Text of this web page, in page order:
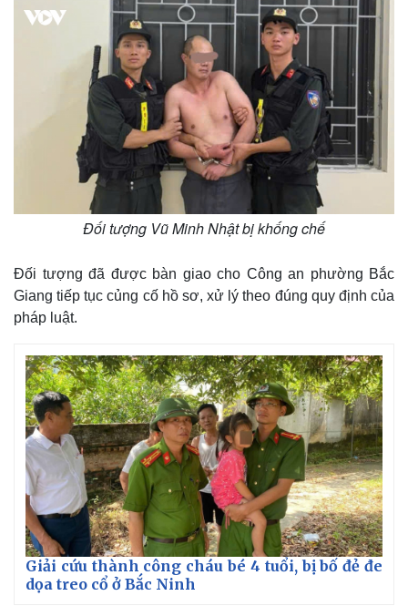
Thế giới
Quan sát
Cuộc sống đó đây
Hồ sơ
Multimedia
Video
Ảnh
E-Magazine
Infographic
Đối tượng Vũ Minh Nhật bị khống chế
Đối tượng đã được bàn giao cho Công an phường Bắc
Giang tiếp tục củng cố hồ sơ, xử lý theo đúng quy định của
pháp luật.
Giải cứu thành công cháu bé 4 tuổi, bị bố đẻ đe
dọa treo cổ ở Bắc Ninh